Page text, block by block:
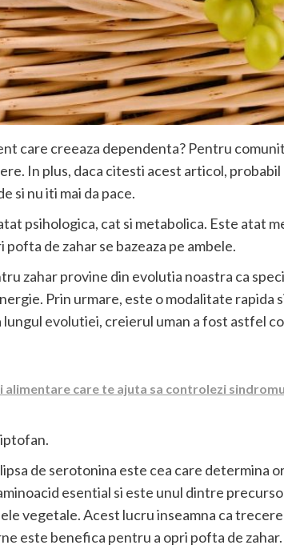
care creeaza dependenta? Pentru
In plus, daca citesti acest articol,
si nu iti mai da pace.
psihologica, cat si metabolica. Este atat
de zahar se bazeaza pe ambele.
zahar provine din evolutia noastra ca
Prin urmare, este o modalitate rapida
evolutiei, creierul uman a fost astfel
alimentare care te ajuta sa controlezi
de serotonina este cea care determina
esential si este unul dintre
vegetale. Acest lucru inseamna ca
este benefica pentru a opri pofta de zahar.